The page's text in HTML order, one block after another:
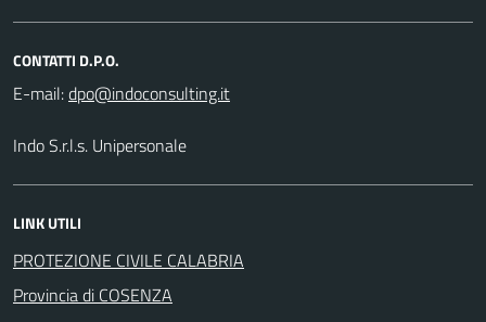
CONTATTI D.P.O.
E-mail:
Indo S.r.l.s. Unipersonale
LINK UTILI
PROTEZIONE CIVILE CALABRIA
Provincia di COSENZA